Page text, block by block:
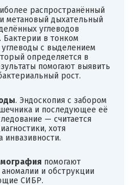
распространённый
метановый дыхательный
углеводов
Бактерии в тонком
с выделением
определяется в
помогают выявить
рост.
. Эндоскопия с забором
и последующее её
— считается
хотя
инвазивности.
помогают
и обструкции
СИБР.